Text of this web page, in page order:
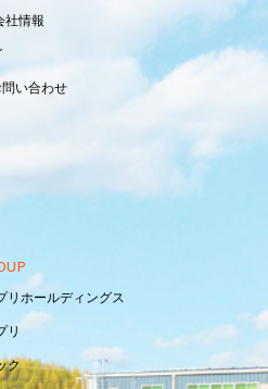
社情報
い合わせ
リホールディングス
リ
ク